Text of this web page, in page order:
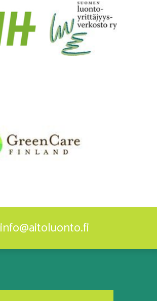
info@aitoluonto.fi